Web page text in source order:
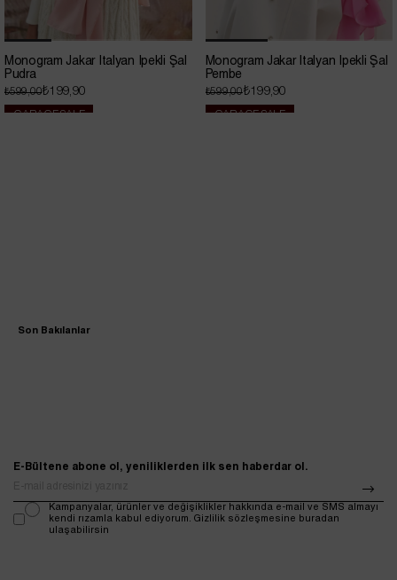
Monogram Jakar İtalyan İpekli Şal
Pudra
₺199,90
₺599,00
GARAGE SALE
Monogram Jakar İtalyan İpekli Şal
Pembe
₺199,90
₺599,00
GARAGE SALE
Son Bakılanlar
E-Bültene abone ol, yeniliklerden ilk sen haberdar ol.
Kampanyalar, ürünler ve değişiklikler hakkında e-mail ve SMS almayı
kendi rızamla kabul ediyorum. Gizlilik sözleşmesine buradan
ulaşabilirsin